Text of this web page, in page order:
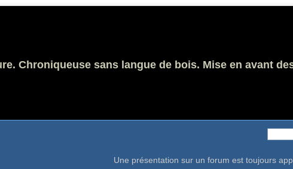
Chroniqueuse sans langue de bois. Mise en avant
Une présentation sur un forum est toujours